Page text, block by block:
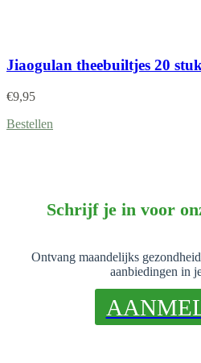
Jiaogulan theebuiltjes 20
€9,95
Bestellen
Schrijf je in voor
Ontvang maandelijks
aanbiedingen in